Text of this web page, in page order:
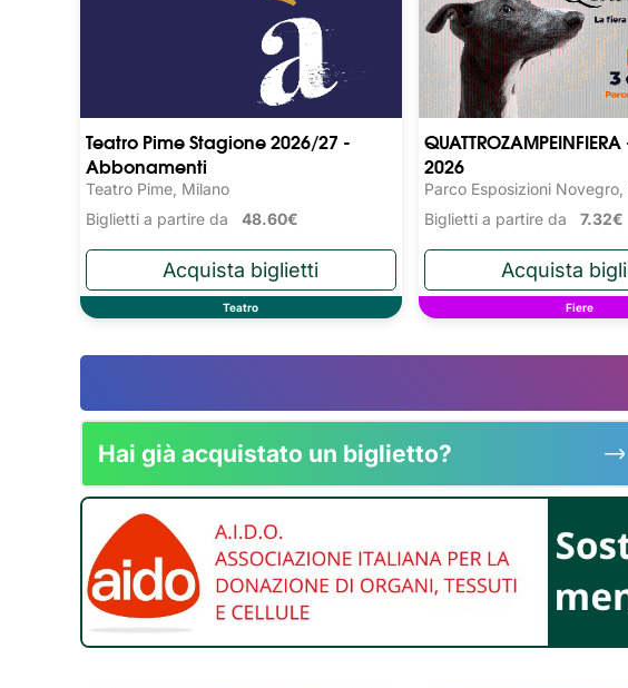
Teatro Pime Stagione 2026/27 -
Abbonamenti
Teatro Pime, Milano
Biglietti a partire da 48.60€
Teatro
2026
Parco Esposizioni
Biglietti a partire da 7.32€
Fiere
Hai già acquistato un biglietto?